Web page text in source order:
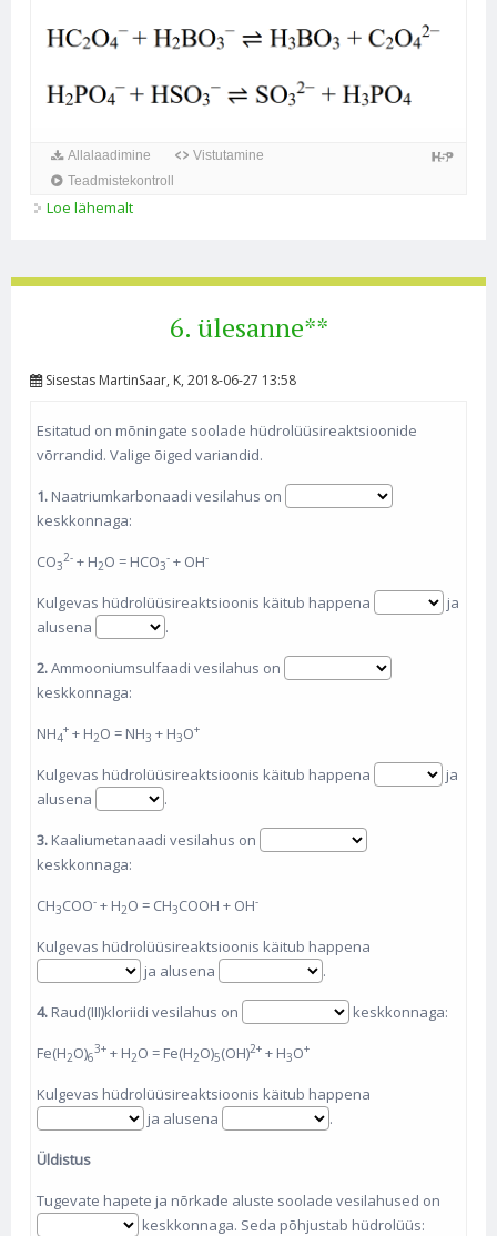
Allalaadimine
Vistutamine
Teadmistekontroll
Loe lähemalt
6. ülesanne**
Sisestas MartinSaar, K, 2018-06-27 13:58
Esitatud on mõningate soolade hüdrolüüsireaktsioonide
võrrandid. Valige õiged variandid.
1. Naatriumkarbonaadi vesilahus on
keskkonnaga:
CO3
2- + H2O = HCO3
- + OH-
Kulgevas hüdrolüüsireaktsioonis käitub happena
ja
alusena
.
2.Ammooniumsulfaadi vesilahus on
keskkonnaga:
NH4
+ + H2O = NH3 + H3O+
Kulgevas hüdrolüüsireaktsioonis käitub happena
ja
alusena
.
3. Kaaliumetanaadi vesilahus on
keskkonnaga:
CH3COO- + H2O = CH3COOH + OH-
Kulgevas hüdrolüüsireaktsioonis käitub happena
ja alusena
.
4. Raud(III)kloriidi vesilahus on keskkonnaga:
Fe(H2O)6
3+ + H2O = Fe(H2O)5(OH)2+ + H3O+
Kulgevas hüdrolüüsireaktsioonis käitub happena
ja alusena
.
Üldistus
Tugevate hapete ja nõrkade aluste soolade vesilahused on
keskkonnaga. Seda põhjustab hüdrolüüs: